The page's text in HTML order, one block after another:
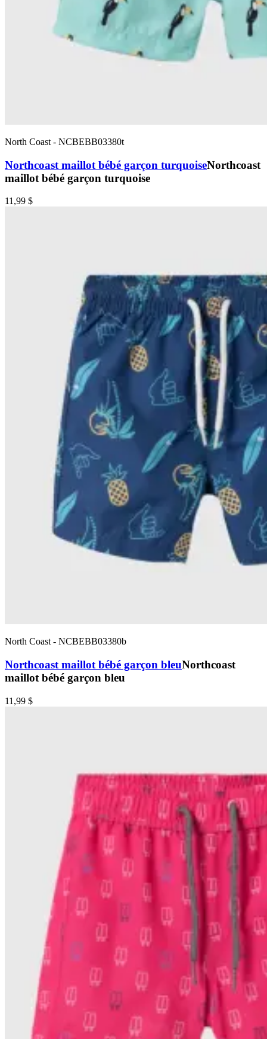
North Coast - NCBEBB03380t
Northcoast maillot bébé garçon turquoiseNorthcoast
maillot bébé garçon turquoise
11,99 $
North Coast - NCBEBB03380b
Northcoast maillot bébé garçon bleuNorthcoast
maillot bébé garçon bleu
11,99 $